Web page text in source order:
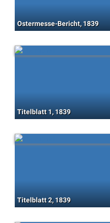
Ostermesse-Bericht, 1839
Titelblatt 1, 1839
Titelblatt 2, 1839